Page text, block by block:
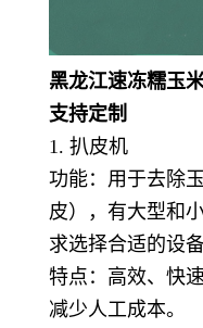
黑龙江速冻糯玉
支持定制
1. 扒皮机
功能：用于去除
皮），有大型和
求选择合适的设备
特点：高效、快
减少人工成本。